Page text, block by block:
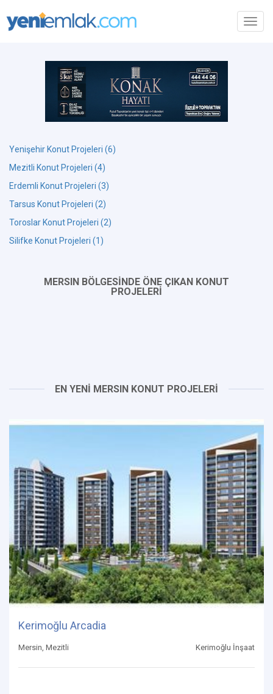
Yenişehir Konut Projeleri (6)
Mezitli Konut Projeleri (4)
Erdemli Konut Projeleri (3)
Tarsus Konut Projeleri (2)
Toroslar Konut Projeleri (2)
Silifke Konut Projeleri (1)
MERSIN BÖLGESİNDE ÖNE ÇIKAN KONUT
PROJELERİ
EN YENİ MERSIN KONUT PROJELERİ
Kerimoğlu Arcadia
Mersin, Mezitli Kerimoğlu İnşaat